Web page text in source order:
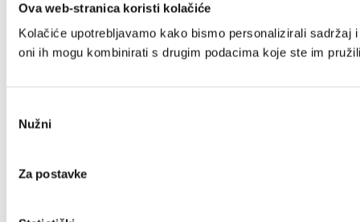
Ova web-stranica koristi kolačiće
Kolačiće upotrebljavamo kako bismo personalizirali
oni ih mogu kombinirati s drugim podacima koje ste im
pristanka
Nužni
Za postavke